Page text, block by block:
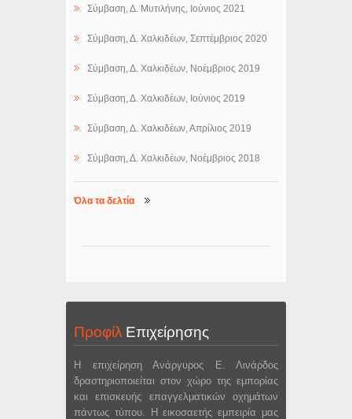
Σύμβαση, Δ. Μυτιλήνης, Ιούνιος 2021
Σύμβαση, Δ. Χαλκιδέων, Σεπτέμβριος 2020
Σύμβαση, Δ. Χαλκιδέων, Νοέμβριος 2019
Σύμβαση, Δ. Χαλκιδέων, Ιούνιος 2019
Σύμβαση, Δ. Χαλκιδέων, Απρίλιος 2019
Σύμβαση, Δ. Χαλκιδέων, Νοέμβριος 2018
Όλα τα δελτία
Προφίλ Επιχείρησης
Η επιχείρηση Ανάργυρος Ε. Λινάρδος
δραστηριοποιείται στον χώρο της εμπορίας
και επισκευής επαγγελματικών οχημάτων
πάντως τύπου. Η εικοσαετής εμπειρία μας